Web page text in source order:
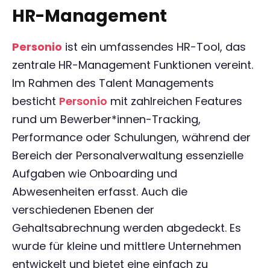
HR-Management
Personio ist ein umfassendes HR-Tool, das
zentrale HR-Management Funktionen vereint.
Im Rahmen des Talent Managements
besticht Personio mit zahlreichen Features
rund um Bewerber*innen-Tracking,
Performance oder Schulungen, während der
Bereich der Personalverwaltung essenzielle
Aufgaben wie Onboarding und
Abwesenheiten erfasst. Auch die
verschiedenen Ebenen der
Gehaltsabrechnung werden abgedeckt. Es
wurde für kleine und mittlere Unternehmen
entwickelt und bietet eine einfach zu